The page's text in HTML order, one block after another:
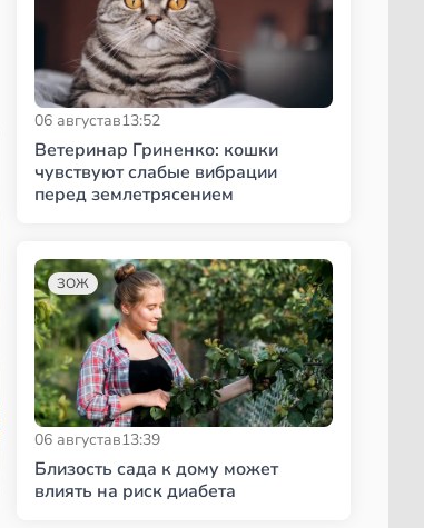
06 августав13:52
Ветеринар Гриненко: кошки
чувствуют слабые вибрации
перед землетрясением
ЗОЖ
06 августав13:39
Близость сада к дому может
влиять на риск диабета